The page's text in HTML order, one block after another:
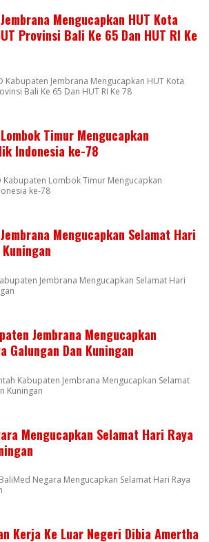
Mengucapkan HUT Kota
Provinsi Bali Ke 65 Dan HUT RI Ke
Kabupaten Jembrana Mengucapkan HUT Kota
Bali Ke 65 Dan HUT RI Ke 78
Timur Mengucapkan
Indonesia ke-78
Kabupaten Lombok Timur Mengucapkan
ke-78
Mengucapkan Selamat Hari
Jembrana Mengucapkan Selamat Hari
Jembrana Mengucapkan
Galungan Dan Kuningan
Kabupaten Jembrana Mengucapkan Selamat
Kuningan
Mengucapkan Selamat Hari Raya
Negara Mengucapkan Selamat Hari Raya
Kerja Ke Luar Negeri Dibia Amertha